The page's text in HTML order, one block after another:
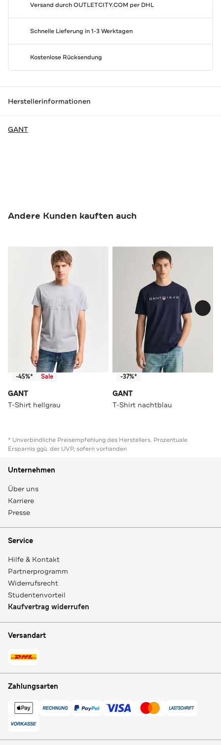
Versand durchOUTLETCITY.COM per DHL
Schnelle Lieferung in 1-3 Werktagen
Kostenlose Rücksendung
Herstellerinformationen
GANT
Andere Kunden kauften auch
-45%* Sale
GANT
T-Shirt hellgrau
-37%*
GANT
T-Shirt nachtblau
* Unverbindliche Preisempfehlung des Herstellers. Prozentuale
Ersparnis ggü. der UVP, sofern vorhanden
Unternehmen
Über uns
Karriere
Presse
Service
Hilfe & Kontakt
Partnerprogramm
Widerrufsrecht
Studentenvorteil
Kaufvertrag widerrufen
Versandart
Zahlungsarten